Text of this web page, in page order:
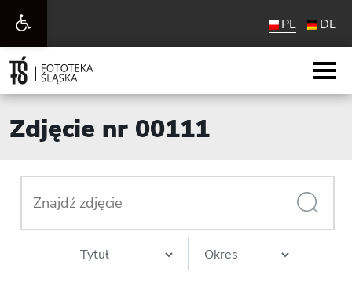
Otwórz
pasek
narzędzi
PL DE
Zdjęcie nr 00111